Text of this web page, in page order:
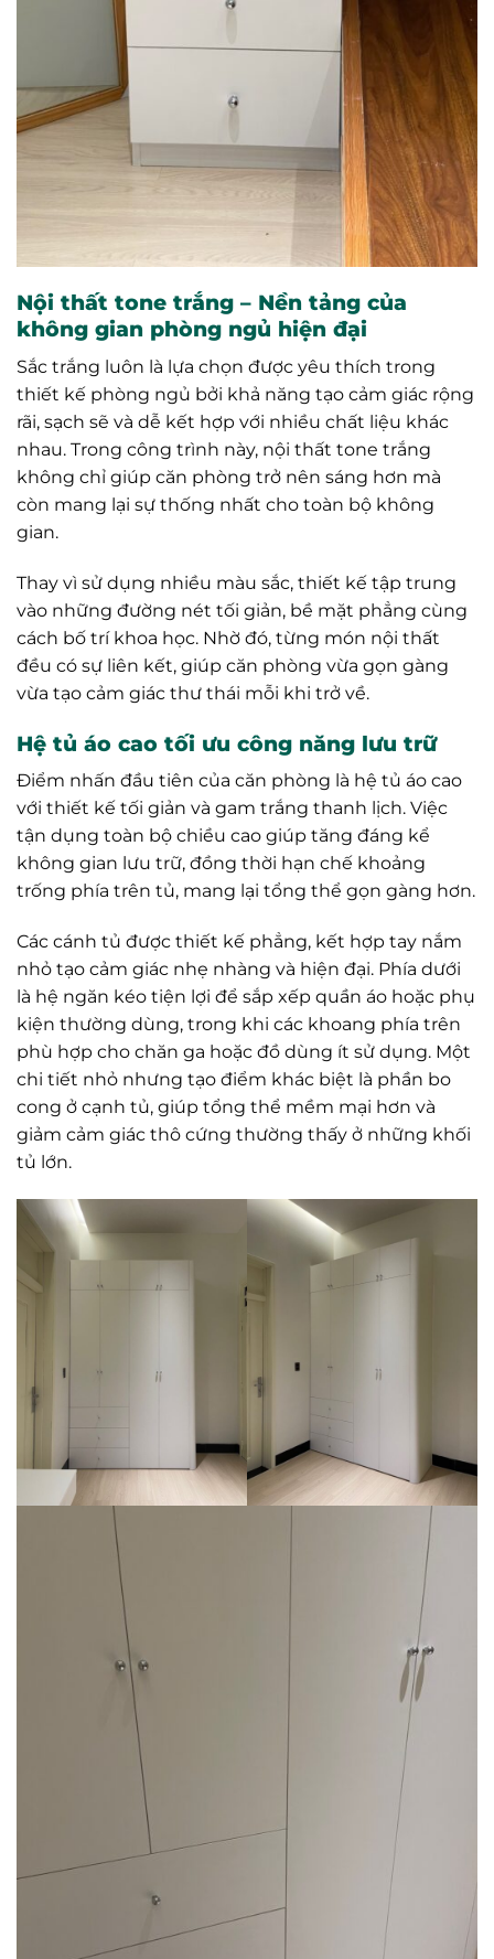
Nội thất tone trắng – Nền tảng của
không gian phòng ngủ hiện đại
Sắc trắng luôn là lựa chọn được yêu thích trong
thiết kế phòng ngủ bởi khả năng tạo cảm giác rộng
rãi, sạch sẽ và dễ kết hợp với nhiều chất liệu khác
nhau. Trong công trình này, nội thất tone trắng
không chỉ giúp căn phòng trở nên sáng hơn mà
còn mang lại sự thống nhất cho toàn bộ không
gian.
Thay vì sử dụng nhiều màu sắc, thiết kế tập trung
vào những đường nét tối giản, bề mặt phẳng cùng
cách bố trí khoa học. Nhờ đó, từng món nội thất
đều có sự liên kết, giúp căn phòng vừa gọn gàng
vừa tạo cảm giác thư thái mỗi khi trở về.
Hệ tủ áo cao tối ưu công năng lưu trữ
Điểm nhấn đầu tiên của căn phòng là hệ tủ áo cao
với thiết kế tối giản và gam trắng thanh lịch. Việc
tận dụng toàn bộ chiều cao giúp tăng đáng kể
không gian lưu trữ, đồng thời hạn chế khoảng
trống phía trên tủ, mang lại tổng thể gọn gàng hơn.
Các cánh tủ được thiết kế phẳng, kết hợp tay nắm
nhỏ tạo cảm giác nhẹ nhàng và hiện đại. Phía dưới
là hệ ngăn kéo tiện lợi để sắp xếp quần áo hoặc phụ
kiện thường dùng, trong khi các khoang phía trên
phù hợp cho chăn ga hoặc đồ dùng ít sử dụng. Một
chi tiết nhỏ nhưng tạo điểm khác biệt là phần bo
cong ở cạnh tủ, giúp tổng thể mềm mại hơn và
giảm cảm giác thô cứng thường thấy ở những khối
tủ lớn.